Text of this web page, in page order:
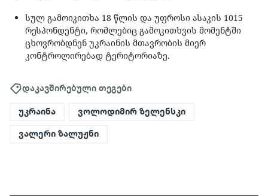
სულ გამოიკითხა 18 წლის და უფროსი ასაკის 1015
რესპონდენტი, რომლებიც გამოკითხვის მომენტში
ცხოვრობდნენ უკრაინის მთავრობის მიერ
კონტროლირებად ტერიტორიაზე.
დაკავშირებული თეგები
უკრაინა ვოლოდიმირ ზელენსკი
ვალერი ზალუჟნი